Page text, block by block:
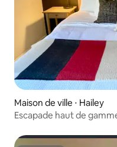
Maison de ville ⋅ Hailey
Escapade haut de